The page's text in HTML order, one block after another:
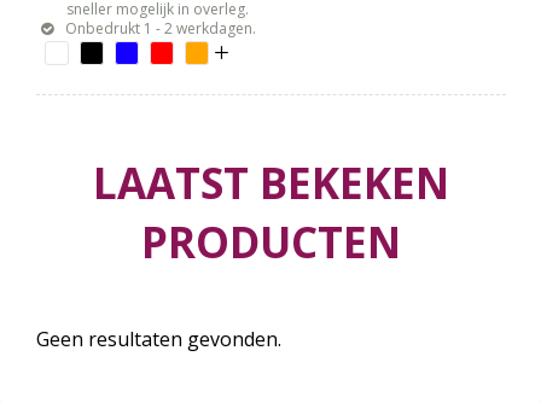
sneller mogelijk in overleg.
Onbedrukt 1 - 2 werkdagen.
LAATST BEKEKEN
PRODUCTEN
Geen resultaten gevonden.